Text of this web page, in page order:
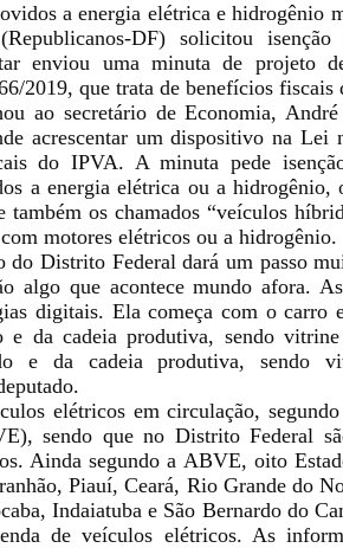
a energia elétrica e hidrogênio
DF) solicitou
enviou uma minuta de projeto
2019, que trata de benefícios fiscais
ao secretário de Economia,
acrescentar um dispositivo na Lei
do IPVA. A minuta pede
a energia elétrica ou a hidrogênio,
também os chamados “veículos
motores elétricos ou a hidrogênio.
do Distrito Federal dará um passo
algo que acontece mundo afora.
digitais. Ela começa com o carro
e da cadeia produtiva, sendo
e da cadeia produtiva, sendo
elétricos em circulação,
sendo que no Distrito Federal
Ainda segundo a ABVE, oito
Piauí, Ceará, Rio Grande do
Indaiatuba e São Bernardo do
de veículos elétricos. As